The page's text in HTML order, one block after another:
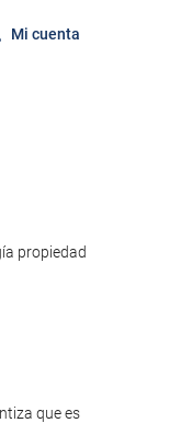
Mi cuenta
propiedad
que es